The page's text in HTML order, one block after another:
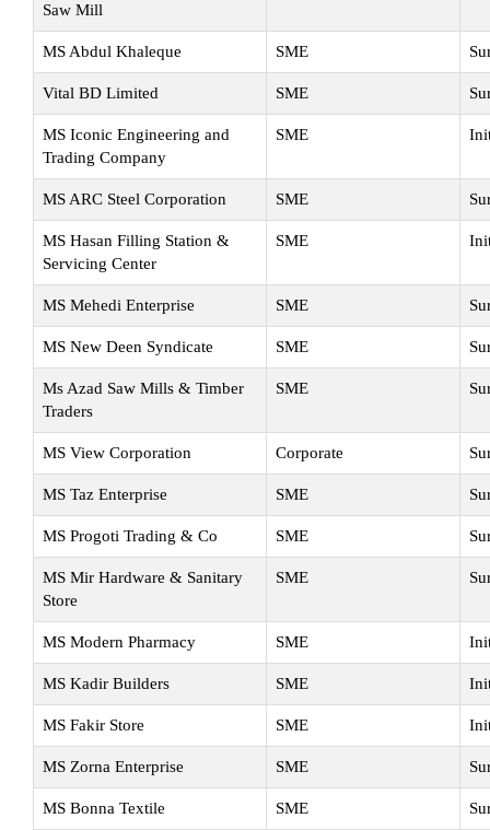
Saw Mill
MS Abdul Khaleque SME
Vital BD Limited SME
MS Iconic Engineering and
Trading Company
SME
MS ARC Steel Corporation SME
MS Hasan Filling Station &
Servicing Center
SME
MS Mehedi Enterprise SME
MS New Deen Syndicate SME
Ms Azad Saw Mills & Timber
Traders
SME
MS View Corporation Corporate
MS Taz Enterprise SME
MS Progoti Trading & Co SME
MS Mir Hardware & Sanitary
Store
SME
MS Modern Pharmacy SME
MS Kadir Builders SME
MS Fakir Store SME
MS Zorna Enterprise SME
MS Bonna Textile SME